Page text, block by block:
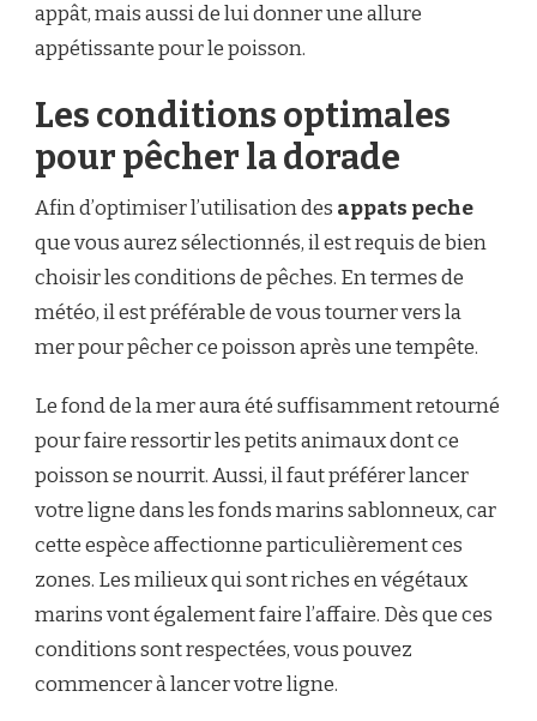
appât, mais aussi de lui donner une allure
appétissante pour le poisson.
Les conditions optimales
pour pêcher la dorade
Afin d’optimiser l’utilisation des appats peche
que vous aurez sélectionnés, il est requis de bien
choisir les conditions de pêches. En termes de
météo, il est préférable de vous tourner vers la
mer pour pêcher ce poisson après une tempête.
Le fond de la mer aura été suffisamment retourné
pour faire ressortir les petits animaux dont ce
poisson se nourrit. Aussi, il faut préférer lancer
votre ligne dans les fonds marins sablonneux, car
cette espèce affectionne particulièrement ces
zones. Les milieux qui sont riches en végétaux
marins vont également faire l’affaire. Dès que ces
conditions sont respectées, vous pouvez
commencer à lancer votre ligne.